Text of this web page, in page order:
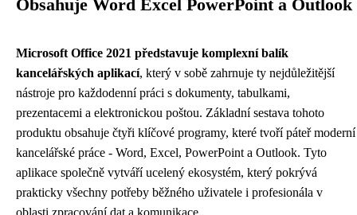
Obsahuje Word Excel PowerPoint a Outlook
Microsoft Office 2021 představuje komplexní balík
kancelářských aplikací, který v sobě zahrnuje ty nejdůležitější
nástroje pro každodenní práci s dokumenty, tabulkami,
prezentacemi a elektronickou poštou. Základní sestava tohoto
produktu obsahuje čtyři klíčové programy, které tvoří páteř moderní
kancelářské práce - Word, Excel, PowerPoint a Outlook. Tyto
aplikace společně vytváří ucelený ekosystém, který pokrývá
prakticky všechny potřeby běžného uživatele i profesionála v
oblasti zpracování dat a komunikace.